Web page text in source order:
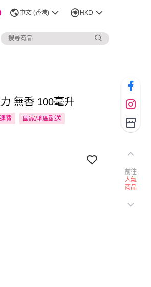
中文 (香港) HKD
無香 100毫升
費 國家/地區配送
前往
人氣
商品